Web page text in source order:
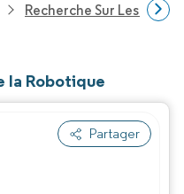
Recherche Sur Les
la Robotique
Partager